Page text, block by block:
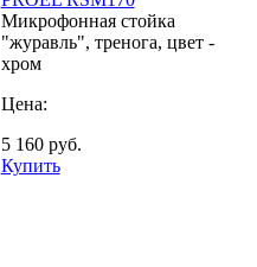
Микрофонная стойка
"журавль", тренога, цвет -
хром
Цена:
5 160 руб.
Купить